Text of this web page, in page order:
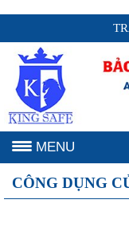
MENU
CÔNG DỤNG